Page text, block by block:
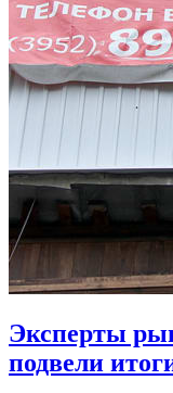
Эксперты
подвели